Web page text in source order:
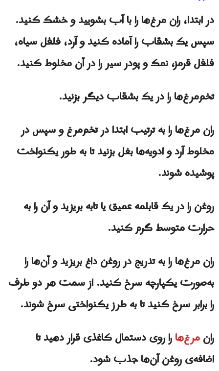
در ابتدا، ران مرغ‌ها را با آب بشویید و خشک کنید.
سپس یک بشقاب را آماده کنید و آرد، فلفل سیاه،
فلفل قرمز، نمک و پودر سیر را در آن مخلوط کنید.
تخم‌مرغ‌ها را در یک بشقاب دیگر بزنید.
ران مرغ‌ها را به ترتیب ابتدا در تخم‌مرغ و سپس در
مخلوط آرد و ادویه‌ها بغل بزنید تا به طور یکنواخت
پوشیده شوند.
روغن را در یک قابلمه عمیق یا تابه بریزید و آن را به
حرارت متوسط گرم کنید.
ران مرغ‌ها را به تدریج در روغن داغ بریزید و آن‌ها را
به‌صورت یکپارچه سرخ کنید. از سمت هر دو طرف
را برابر سرخ کنید تا به طرز یکنواختی سرخ شوند.
رانمرغ‌هارا روی دستمال کاغذی قرار دهید تا
اضافه‌ی روغن آن‌ها جذب شود.